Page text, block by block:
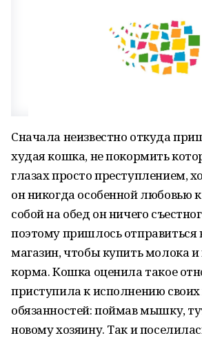
Сначала неизвестно откуда
худая кошка, не покормить
глазах просто преступлением,
он никогда особенной любовью
собой на обед он ничего
поэтому пришлось
магазин, чтобы купить молока и
корма. Кошка оценила такое
приступила к исполнению
обязанностей: поймав мышку,
новому хозяину. Так и